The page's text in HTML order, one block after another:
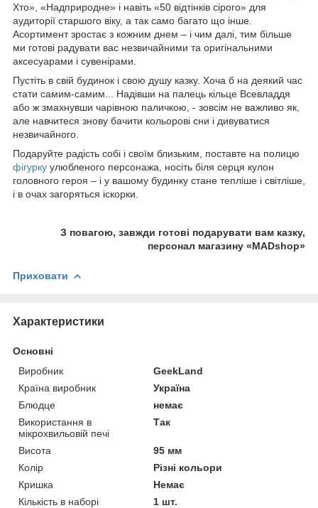
Хто», «Надприродне» і навіть «50 відтінків сірого» для
аудиторії старшого віку, а так само багато що інше.
Асортимент зростає з кожним днем – і чим далі, тим більше
ми готові радувати вас незвичайними та оригінальними
аксесуарами і сувенірами.
Пустіть в свій будинок і свою душу казку. Хоча б на деякий час
стати самим-самим... Надівши на палець кільце Всевладдя
або ж змахнувши чарівною паличкою, - зовсім не важливо як,
але навчитеся знову бачити кольорові сни і дивуватися
незвичайного.
Подаруйте радість собі і своїм близьким, поставте на полицю
фігурку улюбленого персонажа, носіть біля серця кулон
головного героя – і у вашому будинку стане тепліше і світліше,
і в очах загоряться іскорки.
З повагою, завжди готові подарувати вам казку,
персонал магазину «MADshop»
Приховати
Характеристики
Основні
Виробник
GeekLand
Країна виробник
Україна
Блюдце
немає
Використання в
мікрохвильовій печі
Так
Висота
95 мм
Колір
Різні кольори
Кришка
Немає
Кількість в наборі
1 шт.